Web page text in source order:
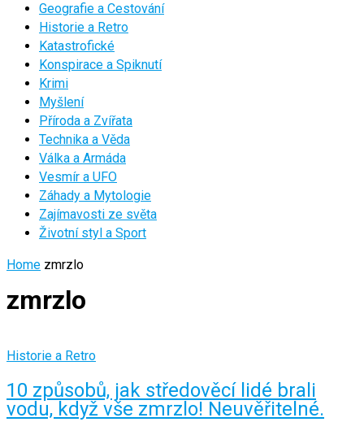
Geografie a Cestování
Historie a Retro
Katastrofické
Konspirace a Spiknutí
Krimi
Myšlení
Příroda a Zvířata
Technika a Věda
Válka a Armáda
Vesmír a UFO
Záhady a Mytologie
Zajímavosti ze světa
Životní styl a Sport
Home zmrzlo
zmrzlo
Historie a Retro
10 způsobů, jak středověcí lidé brali
vodu, když vše zmrzlo! Neuvěřitelné.